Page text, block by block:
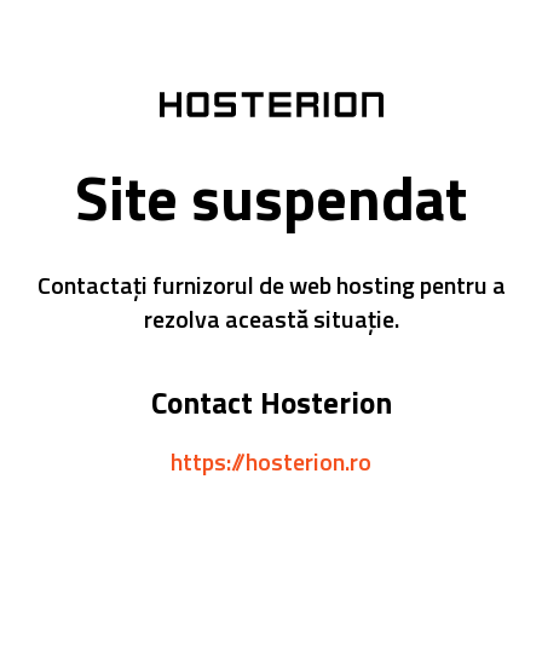
Site suspendat
Contactați furnizorul de web hosting pentru a
rezolva această situație.
Contact Hosterion
https://hosterion.ro